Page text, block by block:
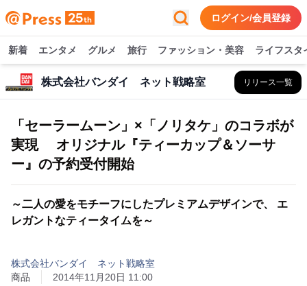
ログイン/会員登録
新着 エンタメ グルメ 旅行 ファッション・美容 ライフスタ
株式会社バンダイ ネット戦略室 リリース一覧
「セーラームーン」×「ノリタケ」のコラボが
実現 オリジナル『ティーカップ＆ソーサ
ー』の予約受付開始
～二人の愛をモチーフにしたプレミアムデザインで、 エ
レガントなティータイムを～
株式会社バンダイ ネット戦略室
商品
2014年11月20日 11:00